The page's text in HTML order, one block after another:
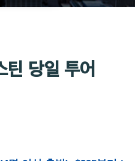
틴 당일 투어